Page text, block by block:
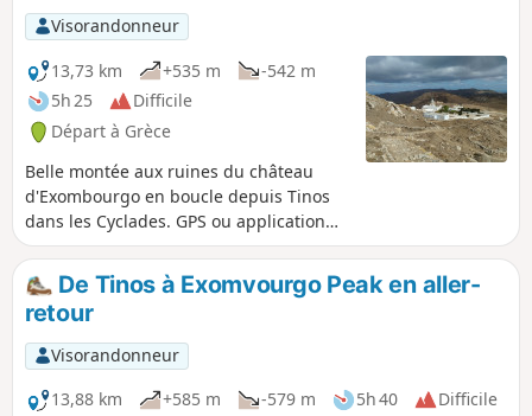
Visorandonneur
13,73 km
+535 m
-542 m
5h 25
Difficile
Départ à Grèce
Belle montée aux ruines du château
d'Exombourgo en boucle depuis Tinos
dans les Cyclades. GPS ou application
Visorando indispensable en fin de
parcours. Peut-être plus agréable en
aller-retour, voir les informations
pratiques.
De Tinos à Exomvourgo Peak en aller-
retour
Visorandonneur
13,88 km
+585 m -579 m 5h 40
Difficile